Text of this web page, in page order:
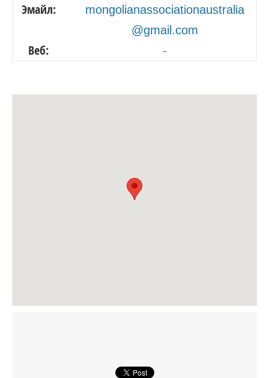
Эмайл:
mongolianassociationaustralia
@gmail.com
Веб: -